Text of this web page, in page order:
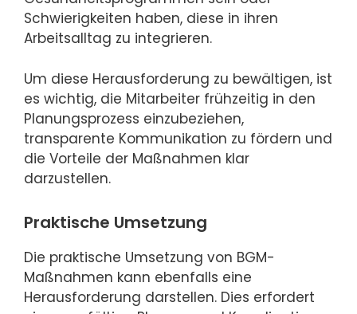
Schwierigkeiten haben, diese in ihren
Arbeitsalltag zu integrieren.
Um diese Herausforderung zu bewältigen, ist
es wichtig, die Mitarbeiter frühzeitig in den
Planungsprozess einzubeziehen,
transparente Kommunikation zu fördern und
die Vorteile der Maßnahmen klar
darzustellen.
Praktische Umsetzung
Die praktische Umsetzung von BGM-
Maßnahmen kann ebenfalls eine
Herausforderung darstellen. Dies erfordert